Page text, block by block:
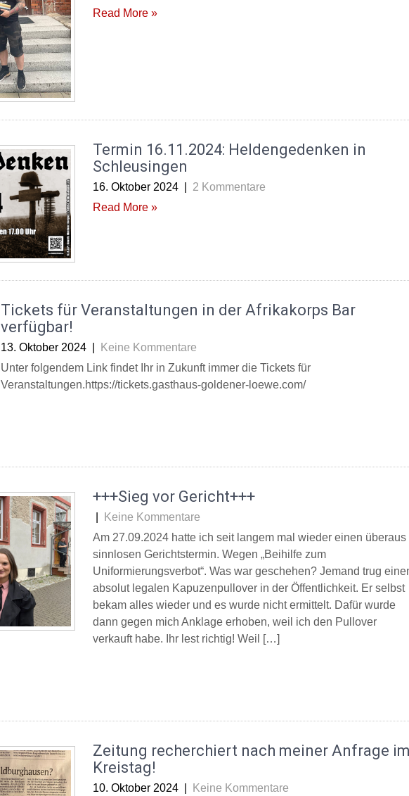
Read More »
Termin 16.11.2024: Heldengedenken in
Schleusingen
16. Oktober 2024
2 Kommentare
Read More »
Tickets für Veranstaltungen in der Afrikakorps Bar
verfügbar!
13. Oktober 2024
Keine Kommentare
Unter folgendem Link findet Ihr in Zukunft immer die Tickets für
Veranstaltungen.https://tickets.gasthaus-goldener-loewe.com/
+++Sieg vor Gericht+++
Keine Kommentare
Am 27.09.2024 hatte ich seit langem mal wieder einen überaus
sinnlosen Gerichtstermin. Wegen „Beihilfe zum
Uniformierungsverbot“. Was war geschehen? Jemand trug
absolut legalen Kapuzenpullover in der Öffentlichkeit. Er selbst
bekam alles wieder und es wurde nicht ermittelt. Dafür wurde
dann gegen mich Anklage erhoben, weil ich den Pullover
verkauft habe. Ihr lest richtig! Weil […]
Zeitung recherchiert nach meiner Anfrage im
Kreistag!
10. Oktober 2024
Keine Kommentare